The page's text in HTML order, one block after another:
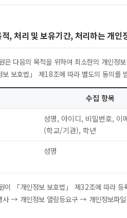
, 처리 및 보유기간, 처리하는 개인
은 다음의 목적을 위하여 최소한의 개인
보호법」 제18조에 따라 별도의 동의를
수집 항목
성명, 아이디, 비밀번호, 이
(학교/기관), 학년
성명
이 「개인정보 보호법」 제32조에 따라
→ 개인정보 열람등요구 → 개인정보파